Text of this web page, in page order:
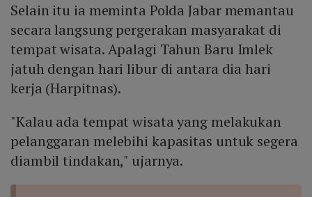
Selain itu ia meminta Polda Jabar memantau
secara langsung pergerakan masyarakat di
tempat wisata. Apalagi Tahun Baru Imlek
jatuh dengan hari libur di antara dia hari
kerja (Harpitnas).
"Kalau ada tempat wisata yang melakukan
pelanggaran melebihi kapasitas untuk segera
diambil tindakan," ujarnya.